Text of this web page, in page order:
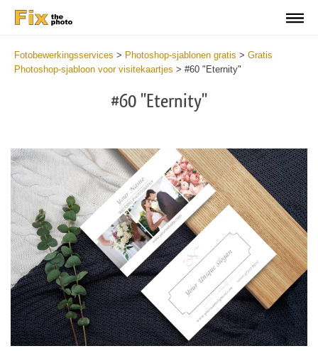
Fotobewerkingsservices > Photoshop-sjablonen gratis > Gratis
Photoshop-sjabloon voor visitekaartjes > #60 "Eternity"
#60 "Eternity"